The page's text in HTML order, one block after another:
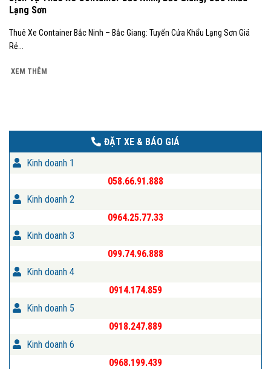
Lạng Sơn
Thuê Xe Container Bắc Ninh – Bắc Giang: Tuyến Cửa Khẩu Lạng Sơn Giá
Rẻ...
XEM THÊM
ĐẶT XE & BÁO GIÁ
Kinh doanh 1
058.66.91.888
Kinh doanh 2
0964.25.77.33
Kinh doanh 3
099.74.96.888
Kinh doanh 4
0914.174.859
Kinh doanh 5
0918.247.889
Kinh doanh 6
0968.199.439